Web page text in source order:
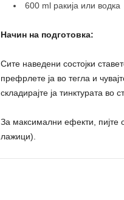
600 ml ракија или водка
Начин на подготовка:
Сите наведени состојки
префрлете ја во тегла и
складирајте ја тинктурата во
За максимални ефекти, пијте
лажици).